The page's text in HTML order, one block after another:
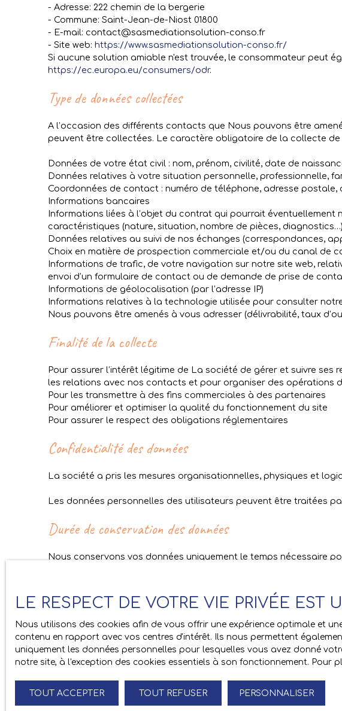
- Adresse: 222 chemin de la bergerie
- Commune: Saint-Jean-de-Niost 01800
- E-mail: contact@sasmediationsolution-conso.fr
- Site web: https://www.sasmediationsolution-conso.fr/
Si aucune solution amiable n'est trouvée, le consommateur peut
https://ec.europa.eu/consumers/odr.
Type de données collectées
A l’occasion des différents contacts que Nous pouvons être
peuvent être collectées. Le caractère obligatoire de la collecte
Données de votre état civil : nom, prénom, civilité, date de
Données relatives à votre situation personnelle, professionnelle,
Coordonnées de contact : numéro de téléphone, adresse postale,
Informations bancaires
Informations liées à l’objet du contrat qui pourrait
caractéristiques (nature, situation, nombre de pièces, diagnostics…)
Données relatives au suivi de nos échanges (correspondances,
Choix en matière de prospection commerciale et/ou du canal de
Informations de trafic, de votre navigation sur notre site web,
envoi d’un formulaire de contact ou de demande de prise de
Informations de géolocalisation (par l’adresse IP)
Informations relatives à la technologie utilisée pour consulter
Nous pouvons être amenés à vous adresser (délivrabilité, taux
Finalité de la collecte
Pour assurer l’intérêt légitime de La société de gérer et suivre
les relations avec nos contacts et pour organiser des opérations
Pour les transmettre à des fins commerciales à des partenaires
Pour améliorer et optimiser la qualité du fonctionnement du site
Pour assurer le respect des obligations réglementaires
Confidentialité des données
La société a pris les mesures organisationnelles, physiques et
Les données personnelles des utilisateurs peuvent être traitées
Durée de conservation des données
Nous conservons vos données uniquement le temps nécessaire
par la société Amberia Immobilier ont le droit d’accéder à leurs
personnelles en
Si vous ne souhaitez pas faire l'objet de prospection
Worldline, Service Bloctel, CS 61311, 41013 BLOIS CEDEX.
LE RESPECT DE VOTRE VIE PRIVÉE EST
Nous utilisons des cookies afin de vous offrir une expérience optimale et
contenu en rapport avec vos centres d'intérêt. Ils nous permettent
uniquement les données personnelles pour lesquelles vous avez donné
notre site, à l'exception des cookies essentiels à son fonctionnement.
TOUT ACCEPTER TOUT REFUSER PERSONNALISER